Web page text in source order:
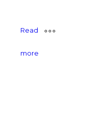
Read
more